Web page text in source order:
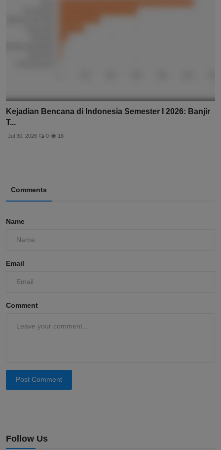
Kejadian Bencana di Indonesia Semester I 2026: Banjir
T...
Jul 30, 2026 0 18
Comments
Name
Email
Comment
Post Comment
Follow Us